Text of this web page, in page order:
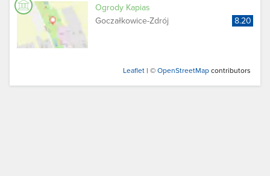
Ogrody Kapias
Goczałkowice-​Zdrój
8.20
Leaflet | ©OpenStreetMapcontributors